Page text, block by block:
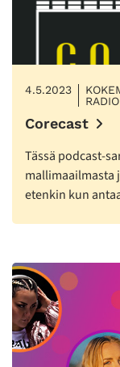
4.5.2023
RADIO
Corecast
Tässä podcast-
mallimaailmasta
etenkin kun